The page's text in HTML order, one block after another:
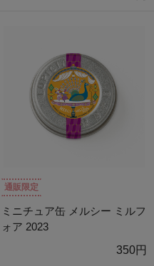
通販限定
ミニチュア缶 メルシー ミルフ
ォア 2023
350円